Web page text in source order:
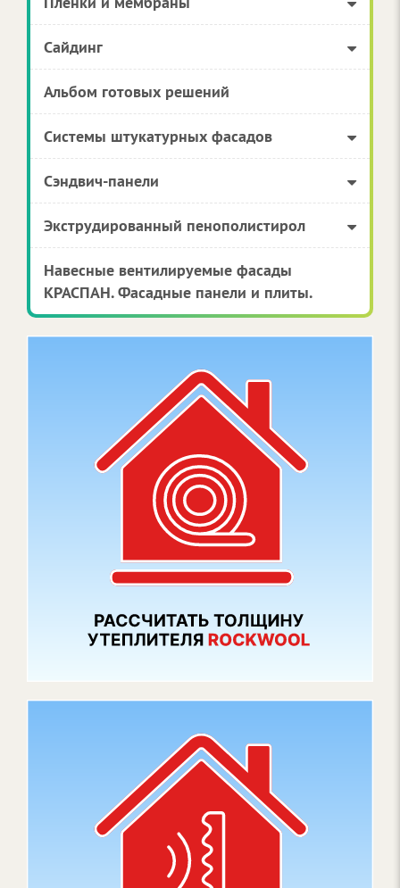
Сайдинг
Альбом готовых решений
Системы штукатурных фасадов
Сэндвич-панели
Экструдированный пенополистирол
Навесные вентилируемые фасады
КРАСПАН. Фасадные панели и плиты.